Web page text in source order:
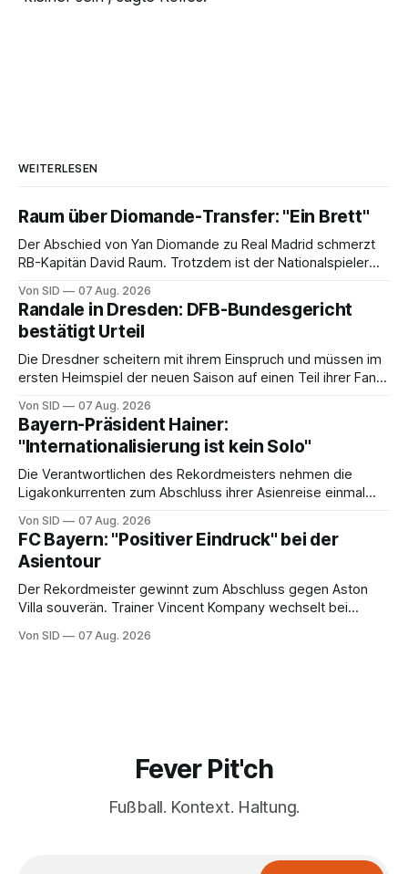
WEITERLESEN
Raum über Diomande-Transfer: "Ein Brett"
Der Abschied von Yan Diomande zu Real Madrid schmerzt
RB-Kapitän David Raum. Trotzdem ist der Nationalspieler
Von SID 07 Aug. 2026
Randale in Dresden: DFB-Bundesgericht
bestätigt Urteil
Die Dresdner scheitern mit ihrem Einspruch und müssen im
ersten Heimspiel der neuen Saison auf einen Teil ihrer Fans
Von SID 07 Aug. 2026
Bayern-Präsident Hainer:
"Internationalisierung ist kein Solo"
Die Verantwortlichen des Rekordmeisters nehmen die
Ligakonkurrenten zum Abschluss ihrer Asienreise einmal
Von SID 07 Aug. 2026
FC Bayern: "Positiver Eindruck" bei der
Asientour
Der Rekordmeister gewinnt zum Abschluss gegen Aston
Villa souverän. Trainer Vincent Kompany wechselt bei
Von SID 07 Aug. 2026
Fever Pit'ch
Fußball. Kontext. Haltung.